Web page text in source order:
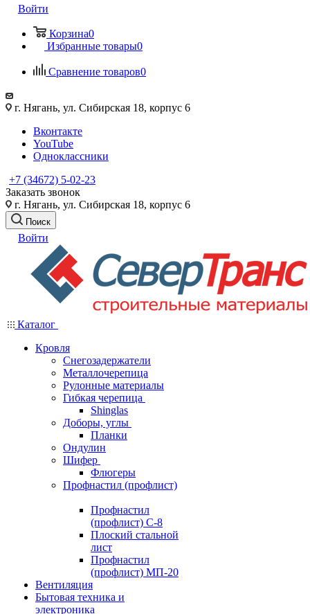
Войти
Корзина0
Избранные товары0
Сравнение товаров0
г. Нягань, ул. Сибирская 18, корпус 6
Вконтакте
YouTube
Одноклассники
+7 (34672) 5-02-23
Заказать звонок
г. Нягань, ул. Сибирская 18, корпус 6
Поиск
Войти
Каталог
Кровля
Снегозадержатели
Металлочерепица
Рулонные материалы
Гибкая черепица
Shinglas
Доборы, углы
Планки
Ондулин
Шифер
Флюгеры
Профнастил (профлист)
Профнастил
(профлист) С-8
Плоский стальной
лист
Профнастил
(профлист) МП-20
Вентиляция
Бытовая техника и
электроника